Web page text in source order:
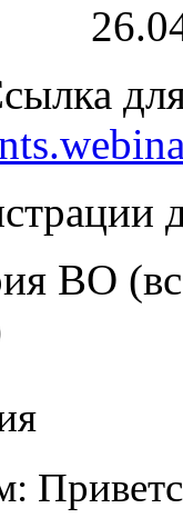
ВО